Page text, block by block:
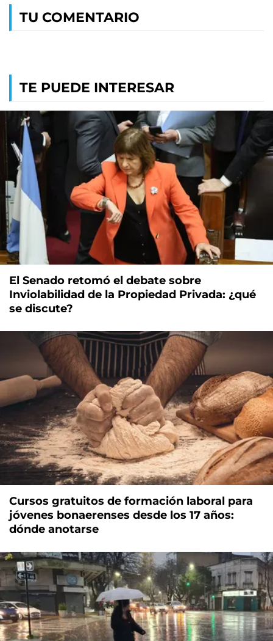
TU COMENTARIO
TE PUEDE INTERESAR
El Senado retomó el debate sobre
Inviolabilidad de la Propiedad Privada: ¿qué
se discute?
Cursos gratuitos de formación laboral para
jóvenes bonaerenses desde los 17 años:
dónde anotarse